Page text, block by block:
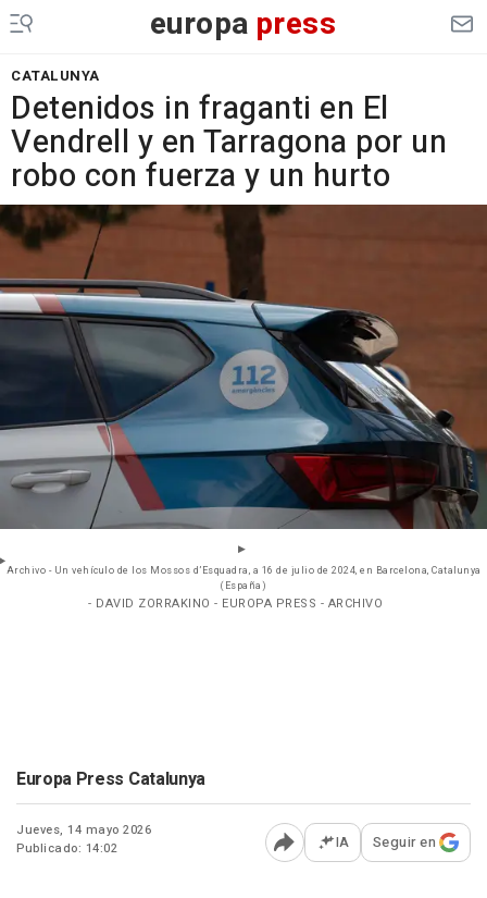
europa press
CATALUNYA
Detenidos in fraganti en El
Vendrell y en Tarragona por un
robo con fuerza y un hurto
Archivo - Un vehículo de los Mossos d’Esquadra, a 16 de julio de 2024, en Barcelona, Catalunya
(España)
- DAVID ZORRAKINO - EUROPA PRESS - ARCHIVO
Europa Press Catalunya
Jueves, 14 mayo 2026
Publicado: 14:02
Abrir opciones para
IA Seguir en